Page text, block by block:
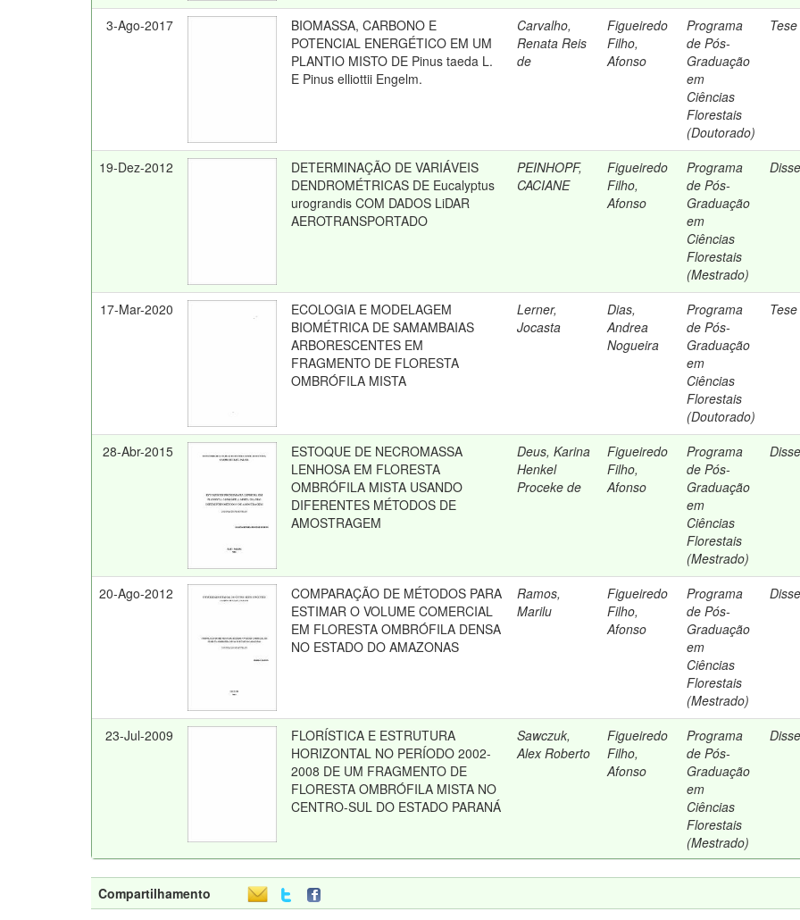
3-Ago-2017
BIOMASSA, CARBONO E
POTENCIAL ENERGÉTICO EM UM
PLANTIO MISTO DE Pinus taeda L.
E Pinus elliottii Engelm.
Carvalho,
Renata Reis
de
Figueiredo
Filho,
Afonso
Programa
de Pós-
Graduação
em
Ciências
Florestais
(Doutorado)
Tese
19-Dez-2012
DETERMINAÇÃO DE VARIÁVEIS
DENDROMÉTRICAS DE Eucalyptus
urograndis COM DADOS LiDAR
AEROTRANSPORTADO
PEINHOPF,
CACIANE
Figueiredo
Filho,
Afonso
Programa
de Pós-
Graduação
em
Ciências
Florestais
(Mestrado)
17-Mar-2020
ECOLOGIA E MODELAGEM
BIOMÉTRICA DE SAMAMBAIAS
ARBORESCENTES EM
FRAGMENTO DE FLORESTA
OMBRÓFILA MISTA
Lerner,
Jocasta
Dias,
Andrea
Nogueira
Programa
de Pós-
Graduação
em
Ciências
Florestais
(Doutorado)
Tese
28-Abr-2015
ESTOQUE DE NECROMASSA
LENHOSA EM FLORESTA
OMBRÓFILA MISTA USANDO
DIFERENTES MÉTODOS DE
AMOSTRAGEM
Deus, Karina
Henkel
Proceke de
Figueiredo
Filho,
Afonso
Programa
de Pós-
Graduação
em
Ciências
Florestais
(Mestrado)
20-Ago-2012
COMPARAÇÃO DE MÉTODOS PARA
ESTIMAR O VOLUME COMERCIAL
EM FLORESTA OMBRÓFILA DENSA
NO ESTADO DO AMAZONAS
Ramos,
Marilu
Figueiredo
Filho,
Afonso
Programa
de Pós-
Graduação
em
Ciências
Florestais
(Mestrado)
23-Jul-2009
FLORÍSTICA E ESTRUTURA
HORIZONTAL NO PERÍODO 2002-
2008 DE UM FRAGMENTO DE
FLORESTA OMBRÓFILA MISTA NO
CENTRO-SUL DO ESTADO PARANÁ
Sawczuk,
Alex Roberto
Figueiredo
Filho,
Afonso
Programa
de Pós-
Graduação
em
Ciências
Florestais
(Mestrado)
Compartilhamento